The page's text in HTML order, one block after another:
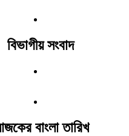
বিভাগীয় সংবাদ
বাংলা তারিখ